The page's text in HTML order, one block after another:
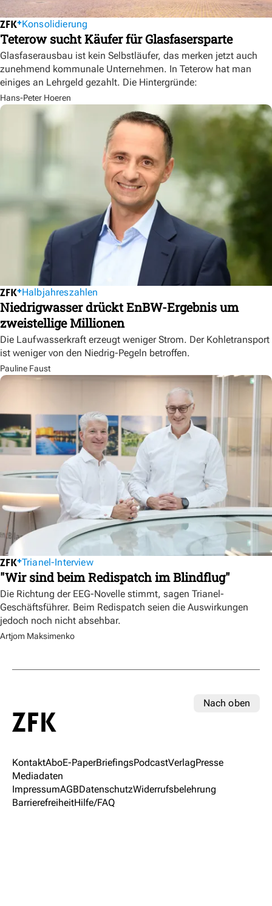
Konsolidierung
Teterow sucht Käufer für Glasfasersparte
Glasfaserausbau ist kein Selbstläufer, das merken jetzt auch
zunehmend kommunale Unternehmen. In Teterow hat man
einiges an Lehrgeld gezahlt. Die Hintergründe:
Hans-Peter Hoeren
Halbjahreszahlen
Niedrigwasser drückt EnBW-Ergebnis um
zweistellige Millionen
Die Laufwasserkraft erzeugt weniger Strom. Der Kohletransport
ist weniger von den Niedrig-Pegeln betroffen.
Pauline Faust
Trianel-Interview
"Wir sind beim Redispatch im Blindflug"
Die Richtung der EEG-Novelle stimmt, sagen Trianel-
Geschäftsführer. Beim Redispatch seien die Auswirkungen
jedoch noch nicht absehbar.
Artjom Maksimenko
Nach oben
KontaktAboE-PaperBriefingsPodcastVerlagPresse
Mediadaten
ImpressumAGBDatenschutzWiderrufsbelehrung
BarrierefreiheitHilfe/FAQ